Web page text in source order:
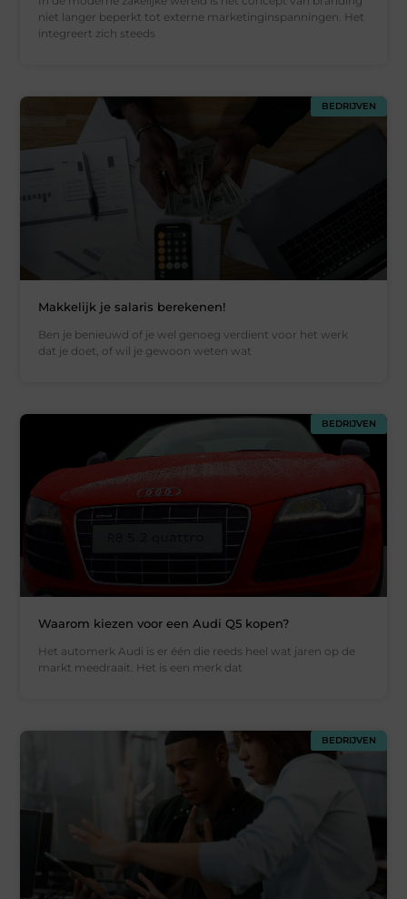
niet langer beperkt tot externe marketinginspanningen. Het
integreert zich steeds
BEDRIJVEN
Makkelijk je salaris berekenen!
Ben je benieuwd of je wel genoeg verdient voor het werk
dat je doet, of wil je gewoon weten wat
BEDRIJVEN
Waarom kiezen voor een Audi Q5 kopen?
Het automerk Audi is er één die reeds heel wat jaren op de
markt meedraait. Het is een merk dat
BEDRIJVEN